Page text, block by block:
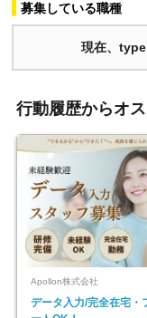
募集している職種
現在、type
行動履歴からオ
Apollon株式会社
データ入力/完全在宅・